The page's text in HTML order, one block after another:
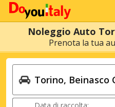
Noleggio Auto
Prenota la tua